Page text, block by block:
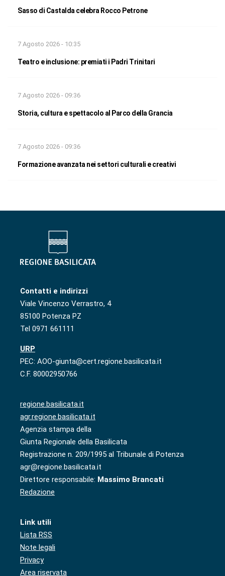
Sasso di Castalda celebra Rocco Petrone
7 Agosto 2026 - 10:35
Teatro e inclusione: premiati i Padri Trinitari
7 Agosto 2026 - 09:36
Storia, cultura e spettacolo al Parco della Grancia
7 Agosto 2026 - 09:36
Formazione avanzata nei settori culturali e creativi
Contatti e indirizzi
Viale Vincenzo Verrastro, 4
85100 Potenza PZ
Tel 0971 661111
URP
PEC: AOO-giunta@cert.regione.basilicata.it
C.F. 80002950766
regione.basilicata.it
agr.regione.basilicata.it
Agenzia stampa della
Giunta Regionale della Basilicata
Registrazione n. 209/1995 al Tribunale di Potenza
agr@regione.basilicata.it
Direttore responsabile: Massimo Brancati
Redazione
Link utili
Lista RSS
Note legali
Privacy
Area riservata